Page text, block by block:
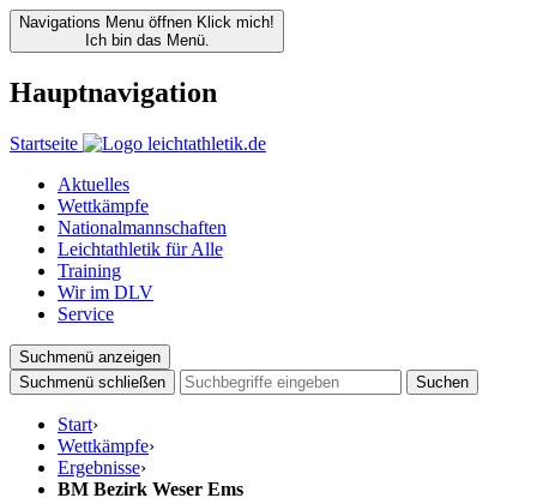
Navigations Menu öffnen Klick mich!
Ich bin das Menü.
Hauptnavigation
Startseite
Aktuelles
Wettkämpfe
Nationalmannschaften
Leichtathletik für Alle
Training
Wir im DLV
Service
Suchmenü anzeigen
Suchmenü schließen
Suchen
Start›
Wettkämpfe›
Ergebnisse›
BM Bezirk Weser Ems